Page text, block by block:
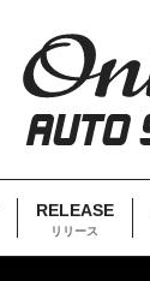
RELEASE
リリース